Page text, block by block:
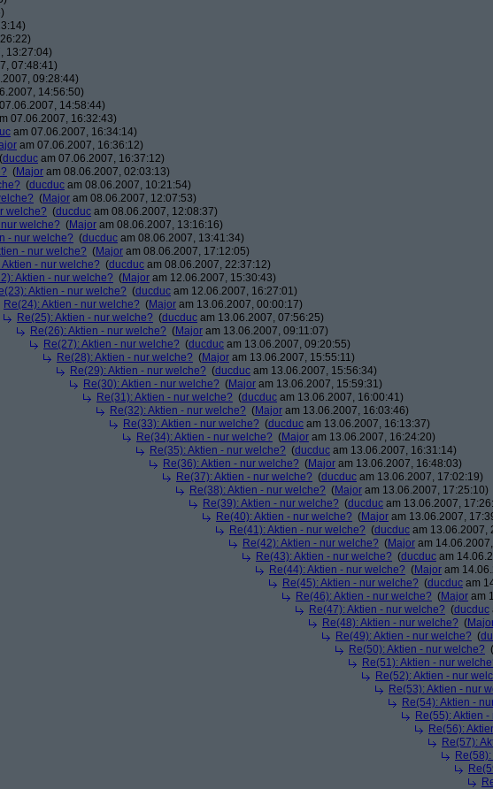
13:27:04)
07:48:41)
09:28:44)
14:56:50)
14:58:44)
07.06.2007, 16:32:43)
am 07.06.2007, 16:34:14)
am 07.06.2007, 16:36:12)
(ducduc am 07.06.2007, 16:37:12)
(Major am 08.06.2007, 02:03:13)
(ducduc am 08.06.2007, 10:21:54)
(Major am 08.06.2007, 12:07:53)
welche? (ducduc am 08.06.2007, 12:08:37)
welche? (Major am 08.06.2007, 13:16:16)
- nur welche? (ducduc am 08.06.2007, 13:41:34)
- nur welche? (Major am 08.06.2007, 17:12:05)
Aktien - nur welche? (ducduc am 08.06.2007, 22:37:12)
Aktien - nur welche? (Major am 12.06.2007, 15:30:43)
Aktien - nur welche? (ducduc am 12.06.2007, 16:27:01)
Re(24): Aktien - nur welche? (Major am 13.06.2007, 00:00:17)
Re(25): Aktien - nur welche? (ducduc am 13.06.2007, 07:56:25)
Re(26): Aktien - nur welche? (Major am 13.06.2007, 09:11:07)
Re(27): Aktien - nur welche? (ducduc am 13.06.2007, 09:20:55)
Re(28): Aktien - nur welche? (Major am 13.06.2007, 15:55:11)
Re(29): Aktien - nur welche? (ducduc am 13.06.2007, 15:56:34)
Re(30): Aktien - nur welche? (Major am 13.06.2007, 15:59:31)
Re(31): Aktien - nur welche? (ducduc am 13.06.2007, 16:00:41)
Re(32): Aktien - nur welche? (Major am 13.06.2007, 16:03:46)
Re(33): Aktien - nur welche? (ducduc am 13.06.2007, 16:13:37)
Re(34): Aktien - nur welche? (Major am 13.06.2007, 16:24:20)
Re(35): Aktien - nur welche? (ducduc am 13.06.2007, 16:31:14)
Re(36): Aktien - nur welche? (Major am 13.06.2007, 16:48:03)
Re(37): Aktien - nur welche? (ducduc am 13.06.2007, 17:02:19)
Re(38): Aktien - nur welche? (Major am 13.06.2007, 17:25:10)
Re(39): Aktien - nur welche? (ducduc am 13.06.2007,
Re(40): Aktien - nur welche? (Major am 13.06.2007,
Re(41): Aktien - nur welche? (ducduc am 13.06.2007,
Re(42): Aktien - nur welche? (Major am
Re(43): Aktien - nur welche? (ducduc am
Re(44): Aktien - nur welche? (Major am
Re(45): Aktien - nur welche? (ducduc am
Re(46): Aktien - nur welche? (Major am
Re(47): Aktien - nur welche? (ducduc
Re(48): Aktien - nur welche? (
Re(49): Aktien - nur welche? (
Re(50): Aktien - nur welche? (
Re(51): Aktien - nur
Re(52): Aktien - nur
Re(53): Aktien - nur
Re(54): Aktien -
Re(55): Aktien
Re(56):
Re(57):